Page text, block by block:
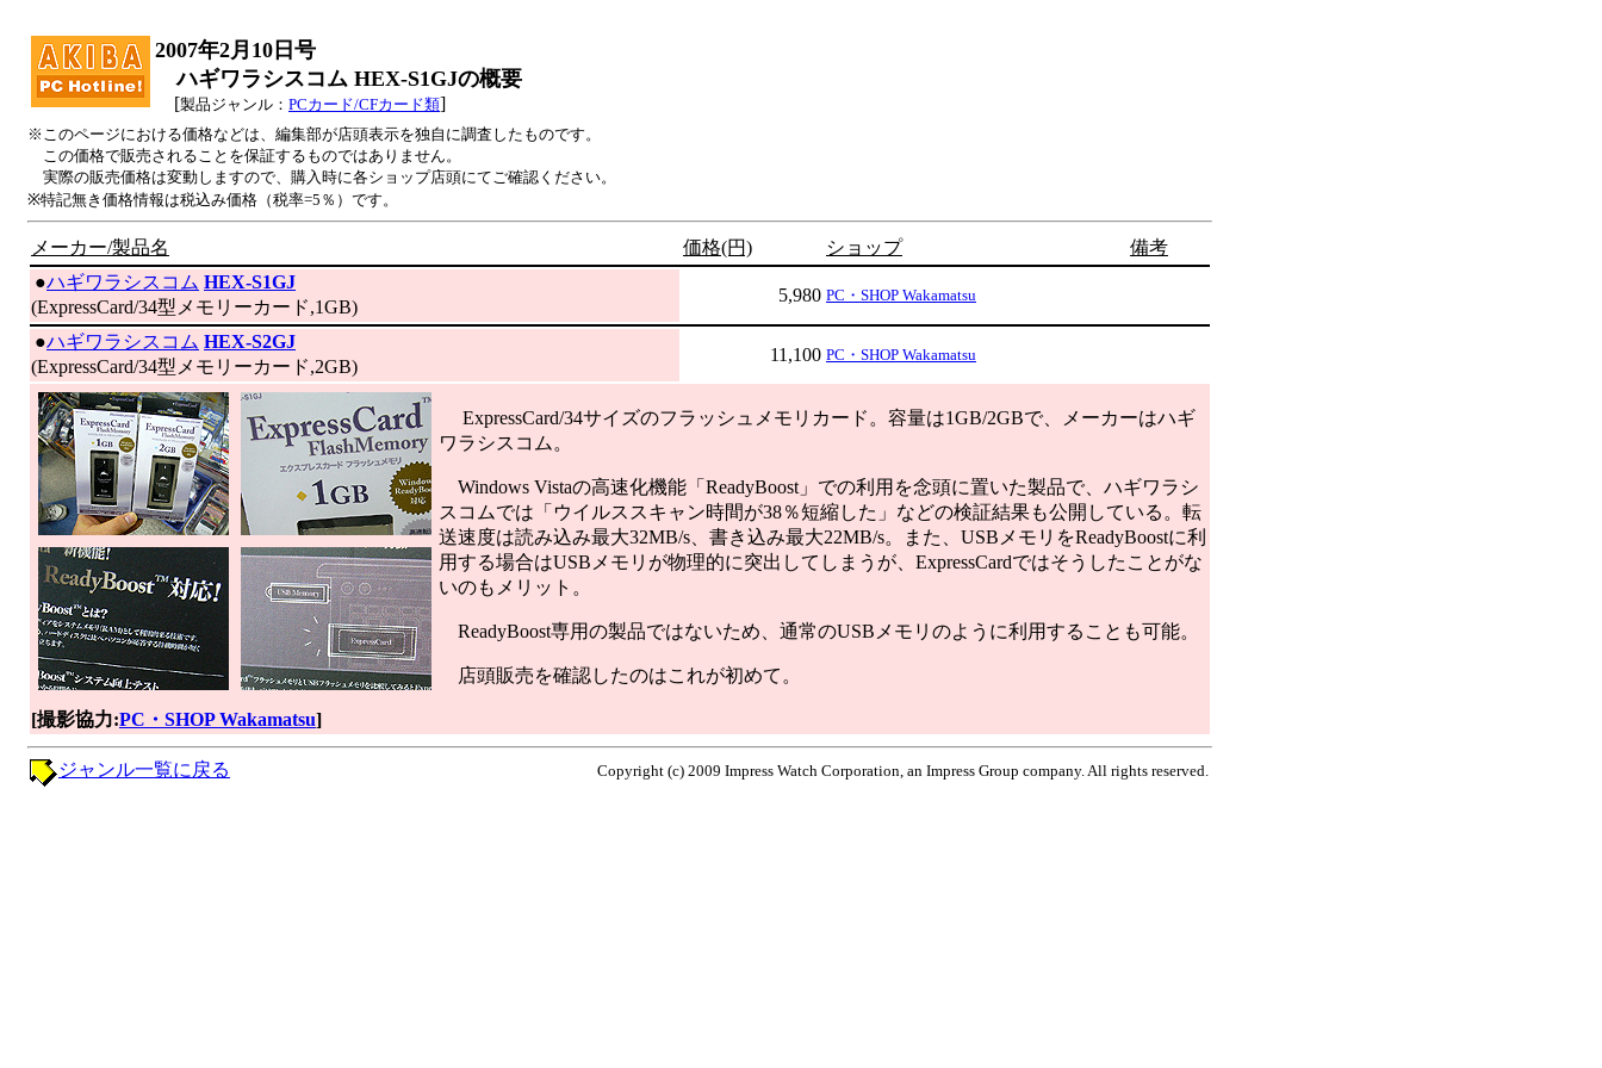
2007年2月10日号
ハギワラシスコム HEX-S1GJの概要
[製品ジャンル： PCカード/CFカード類]
※このページにおける価格などは、編集部が店頭表示を独自に調査したものです。
この価格で販売されることを保証するものではありません。
実際の販売価格は変動しますので、購入時に各ショップ店頭にてご確認ください。
※特記無き価格情報は税込み価格（税率=5％）です。
メーカー/製品名 価格(円) ショップ
備考
●ハギワラシスコム HEX-S1GJ
(ExpressCard/34型メモリーカード,1GB)
5,980 PC・SHOP Wakamatsu
●ハギワラシスコム HEX-S2GJ
(ExpressCard/34型メモリーカード,2GB)
11,100 PC・SHOP Wakamatsu
ExpressCard/34サイズのフラッシュメモリカード。容量は1GB/2GBで、メーカーはハギ
ワラシスコム。
Windows Vistaの高速化機能「ReadyBoost」での利用を念頭に置いた製品で、ハギワラシ
スコムでは「ウイルススキャン時間が38％短縮した」などの検証結果も公開している。転
送速度は読み込み最大32MB/s、書き込み最大22MB/s。また、USBメモリをReadyBoostに利
用する場合はUSBメモリが物理的に突出してしまうが、ExpressCardではそうしたことがな
いのもメリット。
ReadyBoost専用の製品ではないため、通常のUSBメモリのように利用することも可能。
店頭販売を確認したのはこれが初めて。
[撮影協力:PC・SHOP Wakamatsu]
Copyright (c) 2009 Impress Watch Corporation, an Impress Group company. All rights reserved.
ジャンル一覧に戻る